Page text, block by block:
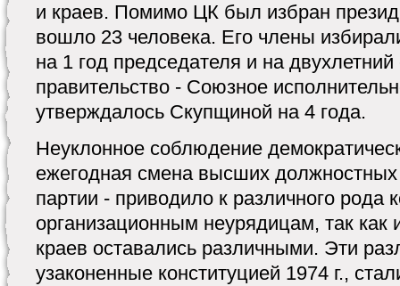
и краев. Помимо ЦК был избран
вошло 23 человека. Его члены
на 1 год председателя и на
правительство - Союзное
утверждалось Скупщиной на 4 года.
Неуклонное соблюдение
ежегодная смена высших
партии - приводило к различного рода
организационным неурядицам, так как
краев оставались различными. Эти
узаконенные конституцией 1974 г.,